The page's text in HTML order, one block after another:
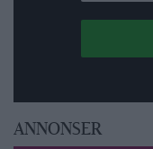
ANNONSER